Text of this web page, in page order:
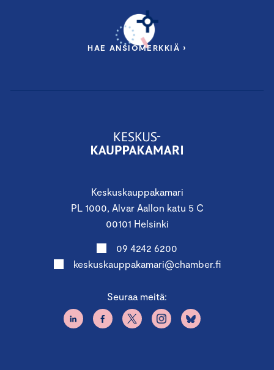
Keskuskauppakamari
PL 1000, Alvar Aallon katu 5 C
00101 Helsinki
09 4242 6200
keskuskauppakamari@chamber.fi
Seuraa meitä:
HAE ANSIOMERKKIÄ ›